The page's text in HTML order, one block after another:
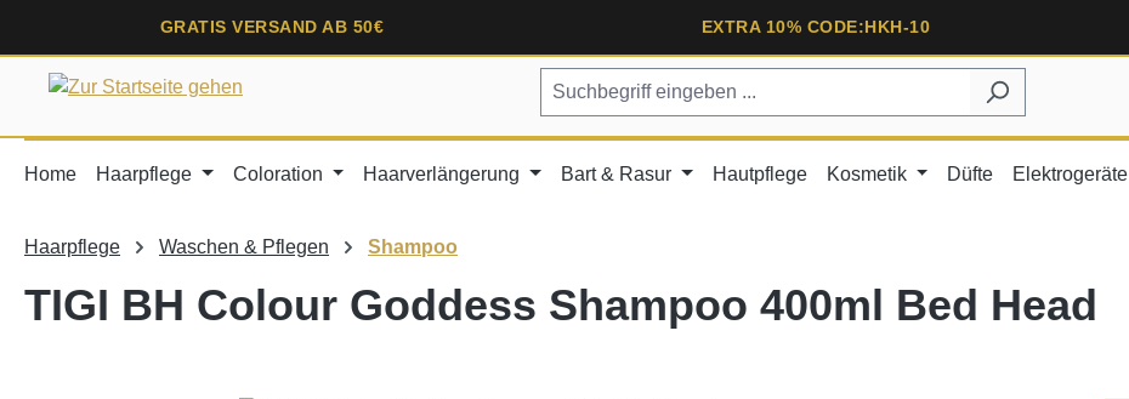
Zur Hauptnavigation springen
GRATIS VERSAND AB 50€ EXTRA 10% CODE:HKH-10
Home Haarpflege Coloration Haarverlängerung Bart & Rasur Hautpflege Kosmetik Düfte Elektrogeräte
Haarpflege Waschen & Pflegen Shampoo
TIGI BH Colour Goddess Shampoo 400ml Bed Head